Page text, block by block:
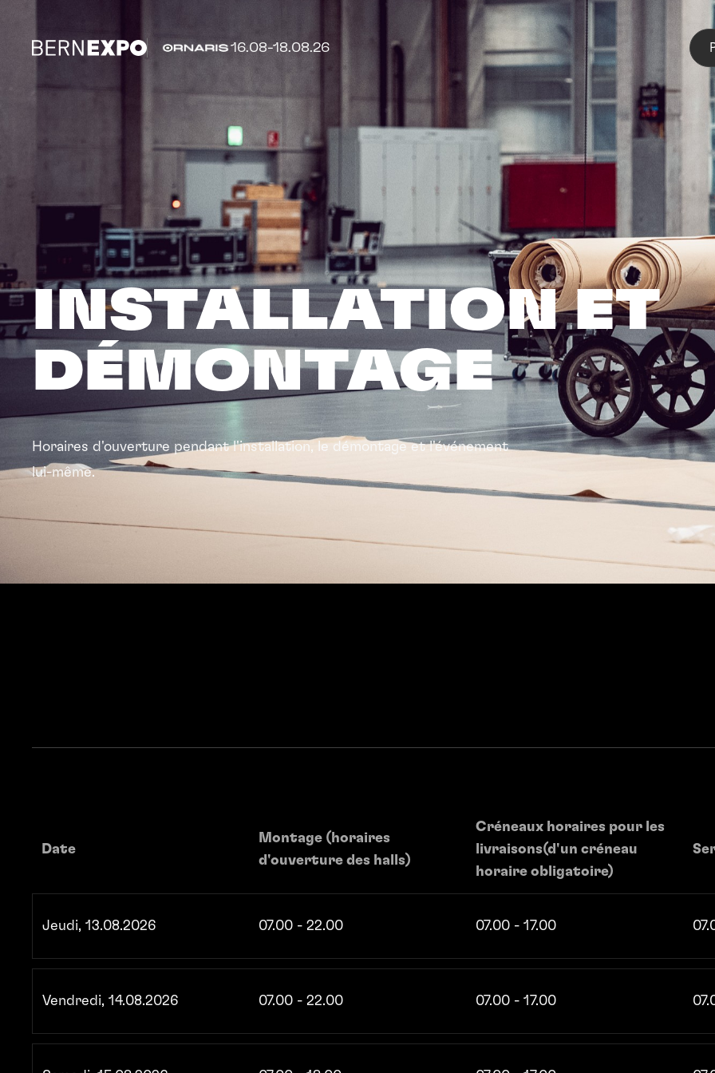
16.08-18.08.26
INSTALLATION ET
DÉMONTAGE
Horaires d'ouverture pendant l'installation, le démontage et l'événement
lui-même.
Date
Montage ­(horaires
d'ouverture des halls)
Créneaux horaires pour les
livraisons­(d'un créneau
horaire obligatoire)
Jeudi, 13.08.2026 07.00 - 22.00 07.00 - 17.00
Vendredi, 14.08.2026 07.00 - 22.00 07.00 - 17.00